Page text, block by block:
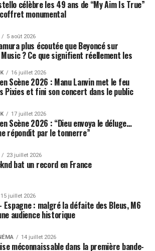
célèbre les 49 ans de “My Aim Is True”
monumental
5 août 2026
plus écoutée que Beyoncé sur
Music ? Ce que signifient réellement les
16 juillet 2026
Scène 2026 : Manu Lanvin met le feu
Pixies et fini son concert dans le public
17 juillet 2026
Scène 2026 : “Dieu envoya le déluge…
répondit par le tonnerre”
23 juillet 2026
bat un record en France
15 juillet 2026
Espagne : malgré la défaite des Bleus, M6
audience historique
14 juillet 2026
méconnaissable dans la première bande-